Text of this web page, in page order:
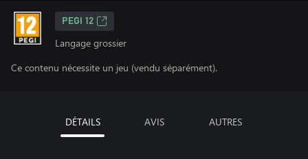
PEGI 12
Langage grossier
Ce contenu nécessite un jeu (vendu séparément).
DÉTAILS AVIS AUTRES